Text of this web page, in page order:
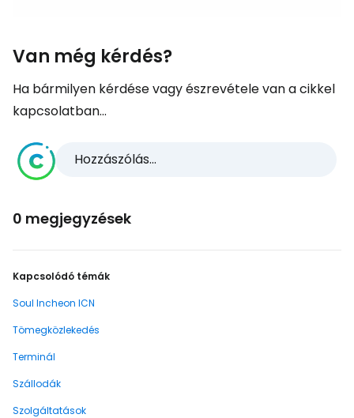
Van még kérdés?
Ha bármilyen kérdése vagy észrevétele van a cikkel
kapcsolatban...
Hozzászólás...
0 megjegyzések
Kapcsolódó témák
Soul Incheon ICN
Tömegközlekedés
Terminál
Szállodák
Szolgáltatások